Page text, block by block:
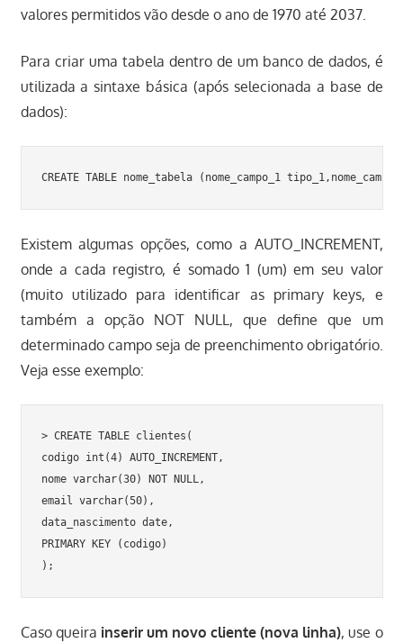
valores permitidos vão desde o ano de 1970 até 2037.
Para criar uma tabela dentro de um banco de dados, é
utilizada a sintaxe básica (após selecionada a base de
dados):
CREATE TABLE nome_tabela (nome_campo_1
Existem algumas opções, como a AUTO_INCREMENT,
onde a cada registro, é somado 1 (um) em seu valor
(muito utilizado para identificar as primary keys, e
também a opção NOT NULL, que define que um
determinado campo seja de preenchimento obrigatório.
Veja esse exemplo:
> CREATE TABLE clientes(
codigo int(4) AUTO_INCREMENT,
nome varchar(30) NOT NULL,
email varchar(50),
data_nascimento date,
PRIMARY KEY (codigo)
);
Caso queira inserir um novo cliente (nova linha), use o